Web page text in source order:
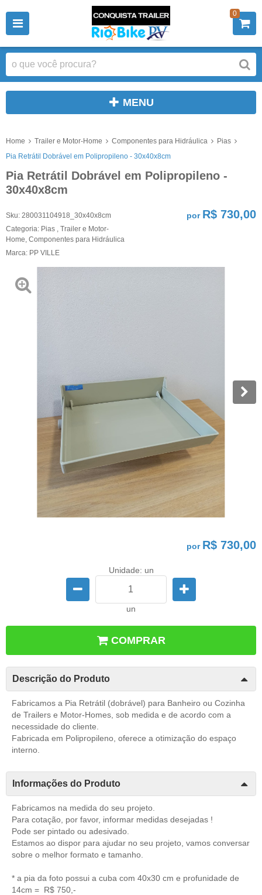
0
MENU
Home Trailer e Motor-Home Componentes para Hidráulica
Pias
Pia Retrátil Dobrável em Polipropileno - 30x40x8cm
Pia Retrátil Dobrável em Polipropileno -
30x40x8cm
Sku: 280031104918_30x40x8cm
Categoria: Pias
Trailer e Motor-
Home Componentes para Hidráulica
Marca: PP VILLE
por R$ 730,00
por R$ 730,00
Unidade: un
un
COMPRAR
Descrição do Produto
Fabricamos a Pia Retrátil (dobrável) para Banheiro ou Cozinha
de Trailers e Motor-Homes, sob medida e de acordo com a
necessidade do cliente.
Fabricada em Polipropileno, oferece a otimização do espaço
interno.
Informações do Produto
Fabricamos na medida do seu projeto.
Para cotação, por favor, informar medidas desejadas !
Pode ser pintado ou adesivado.
Estamos ao dispor para ajudar no seu projeto, vamos conversar
sobre o melhor formato e tamanho.
* a pia da foto possui a cuba com 40x30 cm e profunidade de
14cm = R$ 750,-